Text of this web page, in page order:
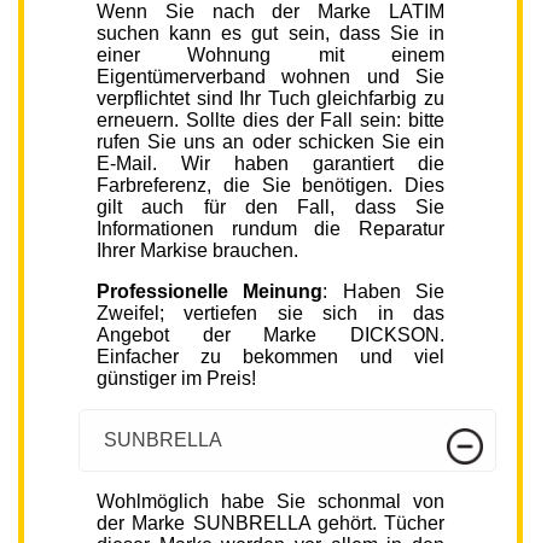
Wenn Sie nach der Marke LATIM
suchen kann es gut sein, dass Sie in
einer Wohnung mit einem
Eigentümerverband wohnen und Sie
verpflichtet sind Ihr Tuch gleichfarbig zu
erneuern. Sollte dies der Fall sein: bitte
rufen Sie uns an oder schicken Sie ein
E-Mail. Wir haben garantiert die
Farbreferenz, die Sie benötigen. Dies
gilt auch für den Fall, dass Sie
Informationen rundum die Reparatur
Ihrer Markise brauchen.
Professionelle Meinung: Haben Sie
Zweifel; vertiefen sie sich in das
Angebot der Marke DICKSON.
Einfacher zu bekommen und viel
günstiger im Preis!
SUNBRELLA
Wohlmöglich habe Sie schonmal von
der Marke SUNBRELLA gehört. Tücher